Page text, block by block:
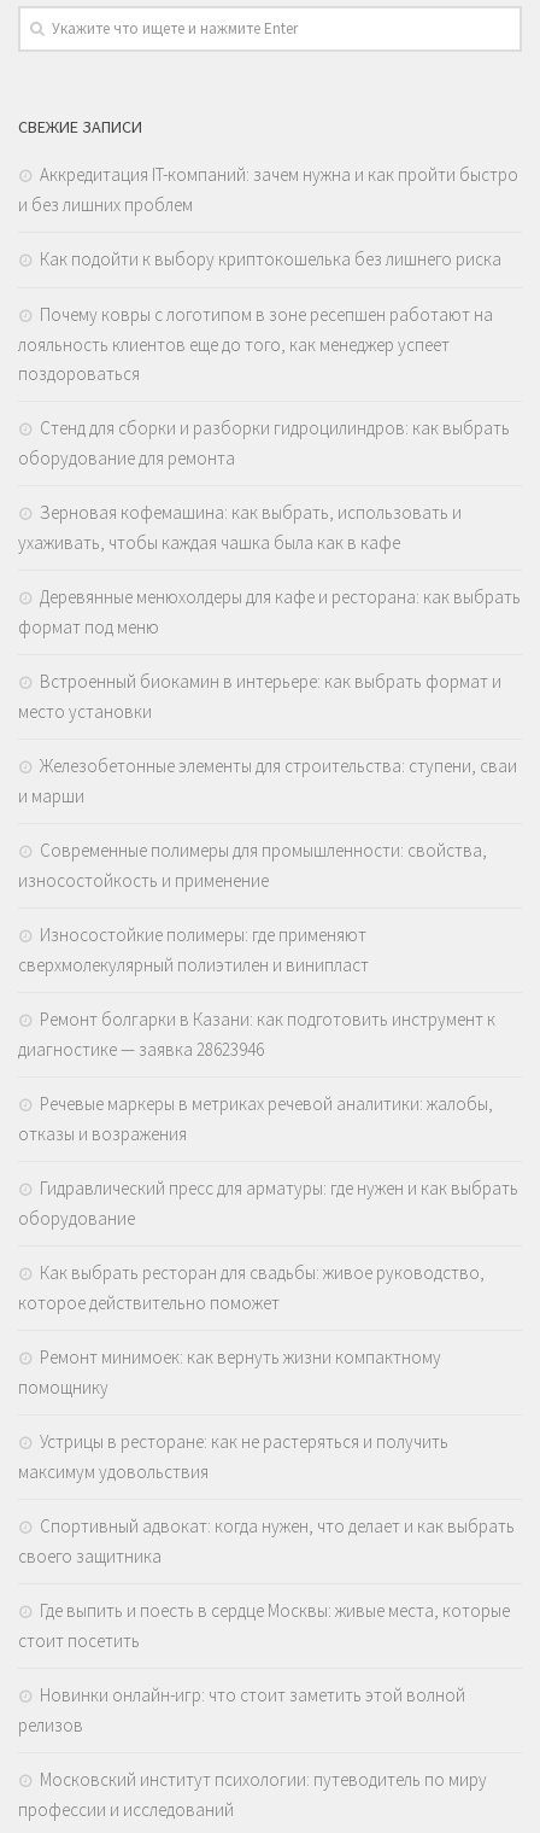
СВЕЖИЕ ЗАПИСИ
Аккредитация IT-компаний: зачем нужна и как пройти быстро
и без лишних проблем
Как подойти к выбору криптокошелька без лишнего риска
Почему ковры с логотипом в зоне ресепшен работают на
лояльность клиентов еще до того, как менеджер успеет
поздороваться
Стенд для сборки и разборки гидроцилиндров: как выбрать
оборудование для ремонта
Зерновая кофемашина: как выбрать, использовать и
ухаживать, чтобы каждая чашка была как в кафе
Деревянные менюхолдеры для кафе и ресторана: как выбрать
формат под меню
Встроенный биокамин в интерьере: как выбрать формат и
место установки
Железобетонные элементы для строительства: ступени, сваи
и марши
Современные полимеры для промышленности: свойства,
износостойкость и применение
Износостойкие полимеры: где применяют
сверхмолекулярный полиэтилен и винипласт
Ремонт болгарки в Казани: как подготовить инструмент к
диагностике — заявка 28623946
Речевые маркеры в метриках речевой аналитики: жалобы,
отказы и возражения
Гидравлический пресс для арматуры: где нужен и как выбрать
оборудование
Как выбрать ресторан для свадьбы: живое руководство,
которое действительно поможет
Ремонт минимоек: как вернуть жизни компактному
помощнику
Устрицы в ресторане: как не растеряться и получить
максимум удовольствия
Спортивный адвокат: когда нужен, что делает и как выбрать
своего защитника
Где выпить и поесть в сердце Москвы: живые места, которые
стоит посетить
Новинки онлайн-игр: что стоит заметить этой волной
релизов
Московский институт психологии: путеводитель по миру
профессии и исследований